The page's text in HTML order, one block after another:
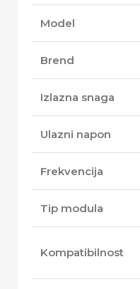
Model
Brend
Izlazna snaga
Ulazni napon
Frekvencija
Tip modula
Kompatibilnost